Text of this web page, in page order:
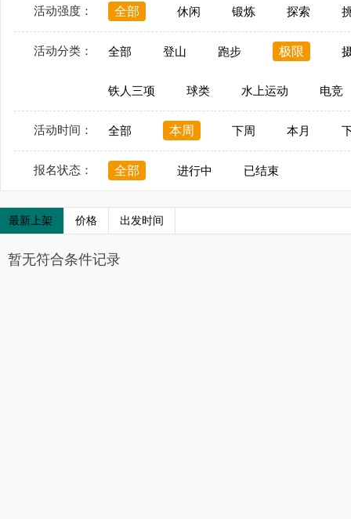
活动强度： 全部 休闲 锻炼 探索
活动分类： 全部 登山 跑步 极限
铁人三项 球类 水上运动 电竞
活动时间： 全部 本周 下周 本月
报名状态： 全部 进行中 已结束
最新上架 价格 出发时间
暂无符合条件记录